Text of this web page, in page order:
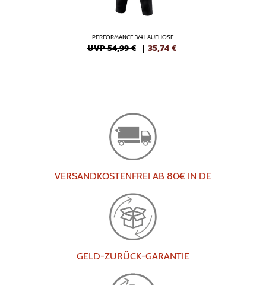
PERFORMANCE 3/4 LAUFHOSE
UVP 54,99 € | 35,74 €
VERSANDKOSTENFREI AB 80€ IN DE
GELD-ZURÜCK-GARANTIE